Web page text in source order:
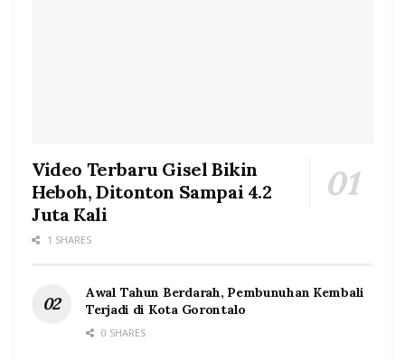
Video Terbaru Gisel Bikin
Heboh, Ditonton Sampai 4.2
Juta Kali
1 SHARES
Awal Tahun Berdarah, Pembunuhan Kembali
Terjadi di Kota Gorontalo
0 SHARES